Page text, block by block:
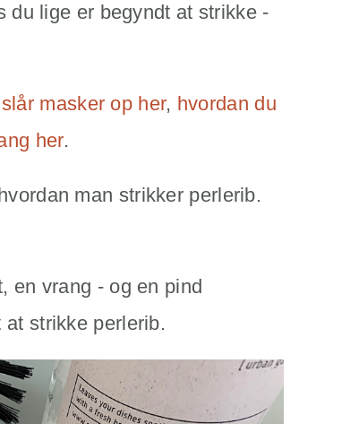
du lige er begyndt at strikke -
masker op her, hvordan du
her.
man strikker perlerib.
en vrang - og en pind
strikke perlerib.